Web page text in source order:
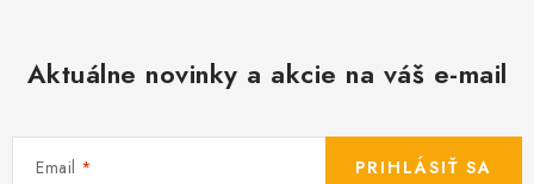
Aktuálne novinky a akcie na váš e-mail
Email PRIHLÁSIŤ SA